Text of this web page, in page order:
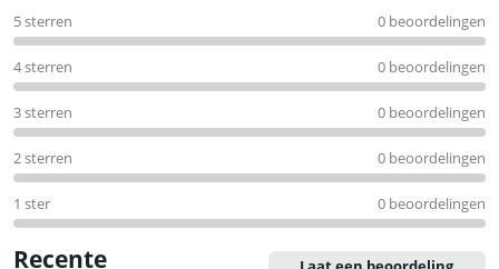
uit
5
5 sterren 0 beoordelingen
4 sterren 0 beoordelingen
3 sterren 0 beoordelingen
2 sterren 0 beoordelingen
1 ster 0 beoordelingen
Recente